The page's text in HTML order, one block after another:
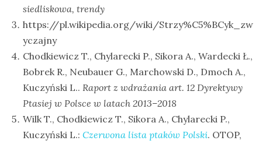
siedliskowa, trendy
https://pl.wikipedia.org/wiki/Strzy%C5%BCyk_zw
yczajny
Chodkiewicz T., Chylarecki P., Sikora A., Wardecki Ł.,
Bobrek R., Neubauer G., Marchowski D., Dmoch A.,
Kuczyński L.. Raport z wdrażania art. 12 Dyrektywy
Ptasiej w Polsce w latach 2013–2018
Wilk T., Chodkiewicz T., Sikora A., Chylarecki P.,
Kuczyński L.: Czerwona lista ptaków Polski. OTOP,